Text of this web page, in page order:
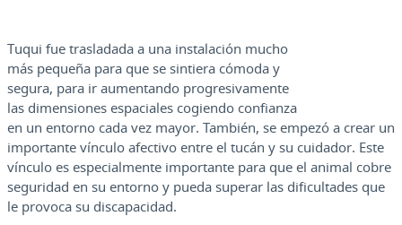
Tuqui fue trasladada a una instalación mucho
más pequeña para que se sintiera cómoda y
segura, para ir aumentando progresivamente
las dimensiones espaciales cogiendo confianza
en un entorno cada vez mayor. También, se empezó a crear un
importante vínculo afectivo entre el tucán y su cuidador. Este
vínculo es especialmente importante para que el animal cobre
seguridad en su entorno y pueda superar las dificultades que
le provoca su discapacidad.